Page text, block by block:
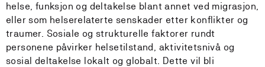
helse, funksjon og deltakelse blant annet ved migrasjon,
eller som helse­relaterte senskader etter konflikter og
traumer. Sosiale og strukturelle faktorer rundt
personene påvirker helsetilstand, aktivitetsnivå og
sosial deltakelse lokalt og globalt. Dette vil bli